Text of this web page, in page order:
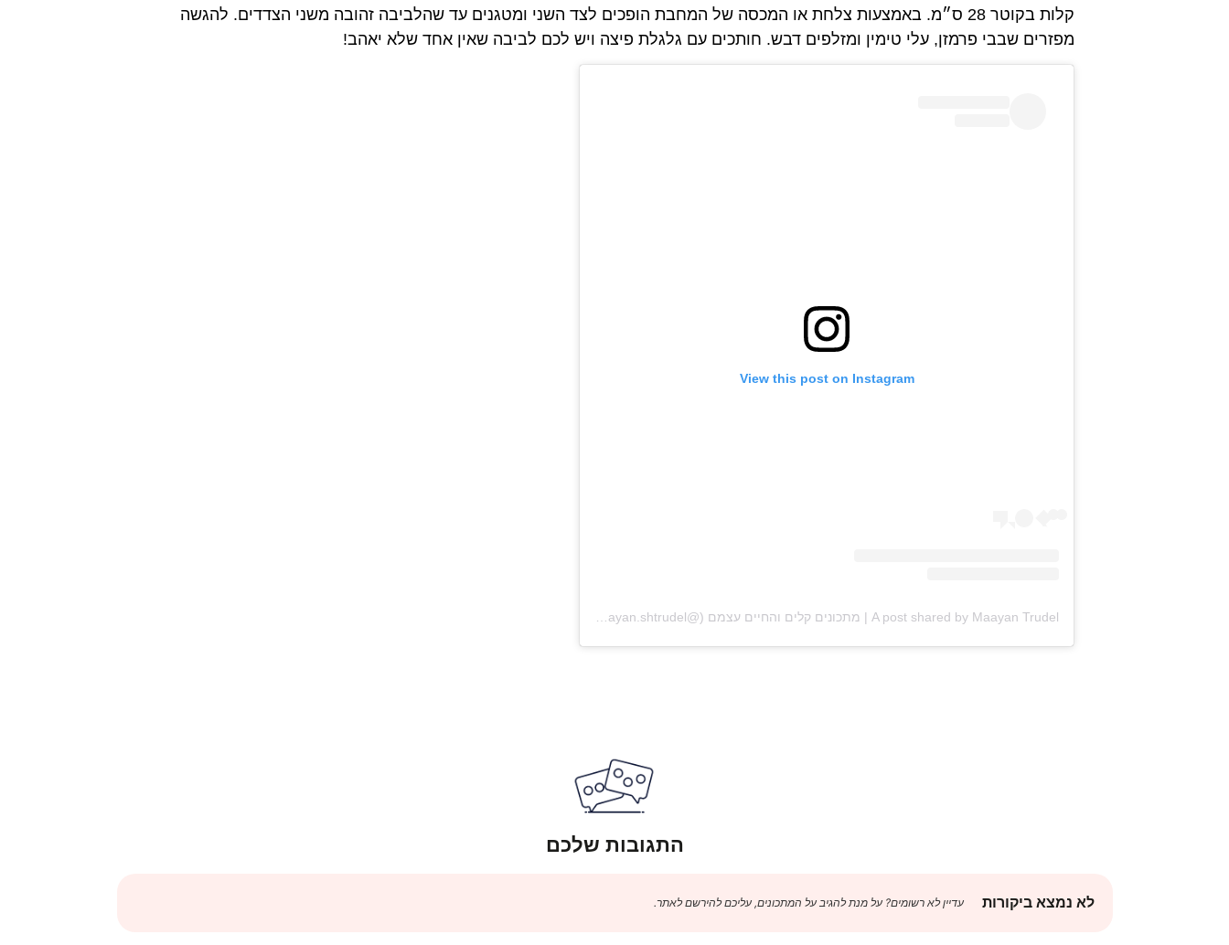
קלות בקוטר 28 ס״מ. באמצעות צלחת או המכסה של המחבת הופכים לצד השני ומטגנים עד שהלביבה זהובה משני הצדדים. להגשה
מפזרים שבבי פרמזן, עלי טימין ומזלפים דבש. חותכים עם גלגלת פיצה ויש לכם לביבה שאין אחד שלא יאהב!
View this post on Instagram
A post shared by Maayan Trudel | מתכונים קלים והחיים עצמם (@maayan.shtrudel)
התגובות שלכם
לא נמצא ביקורות עדיין לא רשומים? על מנת להגיב על המתכונים, עליכם להירשם לאתר.